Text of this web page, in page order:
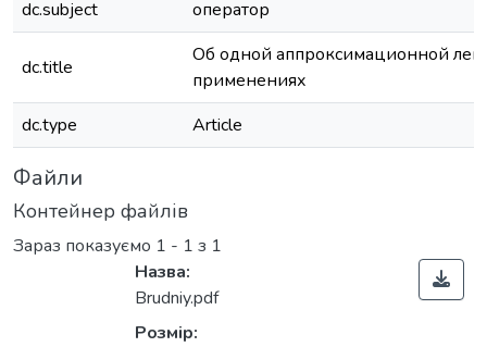
dc.subject
оператор
dc.title
Об одной аппроксимационной
применениях
dc.type
Article
Файли
Контейнер файлів
Зараз показуємо 1 - 1 з 1
Назва:
Brudniy.pdf
Розмір: